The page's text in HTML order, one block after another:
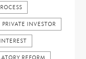
PRIVATE INVESTOR